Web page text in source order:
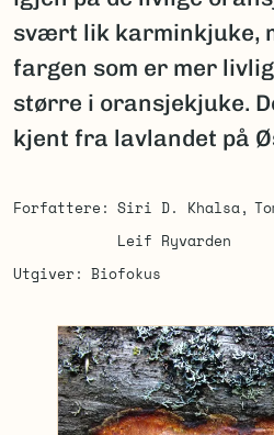
svært lik karminkjuke,
fargen som er mer
større i oransjekjuke.
kjent fra lavlandet på
Forfattere Siri D. Khalsa
Leif Ryvarden
Utgiver
Biofokus